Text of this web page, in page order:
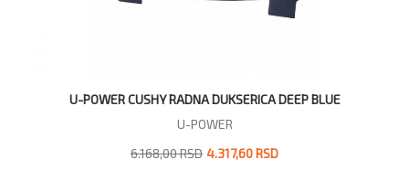
U-POWER CUSHY RADNA DUKSERICA DEEP BLUE
U-POWER
6.168,00 RSD 4.317,60 RSD